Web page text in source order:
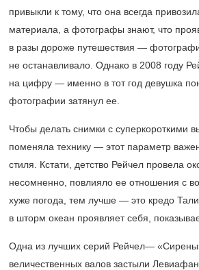
привыкли к тому, что она всегда
материала, а фотографы знают, что
в разы дороже путешествия —
не останавливало. Однако в 2008 году
на цифру — именно в тот год девушка
фотографии затянул ее.
Чтобы делать снимки с суперкороткими
поменяла технику — этот параметр
стиля. Кстати, детство Рейчел провела
несомненно, повлияло ее отношения с
хуже погода, тем лучше — это кредо
в шторм океан проявляет себя,
Одна из лучших серий Рейчел—
величественных валов застыли